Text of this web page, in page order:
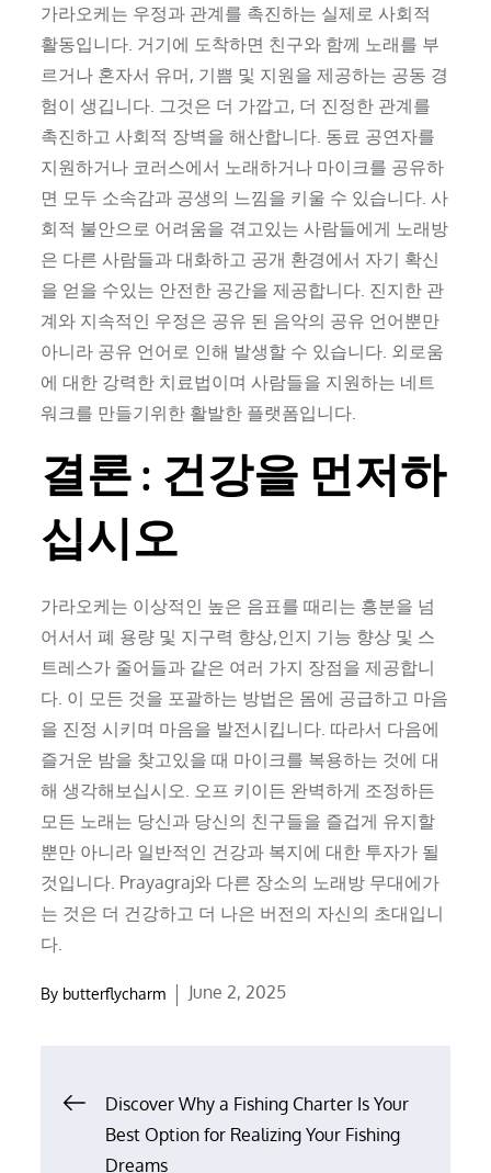
가라오케는 우정과 관계를 촉진하는 실제로 사회적
활동입니다. 거기에 도착하면 친구와 함께 노래를 부
르거나 혼자서 유머, 기쁨 및 지원을 제공하는 공동 경
험이 생깁니다. 그것은 더 가깝고, 더 진정한 관계를
촉진하고 사회적 장벽을 해산합니다. 동료 공연자를
지원하거나 코러스에서 노래하거나 마이크를 공유하
면 모두 소속감과 공생의 느낌을 키울 수 있습니다. 사
회적 불안으로 어려움을 겪고있는 사람들에게 노래방
은 다른 사람들과 대화하고 공개 환경에서 자기 확신
을 얻을 수있는 안전한 공간을 제공합니다. 진지한 관
계와 지속적인 우정은 공유 된 음악의 공유 언어뿐만
아니라 공유 언어로 인해 발생할 수 있습니다. 외로움
에 대한 강력한 치료법이며 사람들을 지원하는 네트
워크를 만들기위한 활발한 플랫폼입니다.
결론 : 건강을 먼저하
십시오
가라오케는 이상적인 높은 음표를 때리는 흥분을 넘
어서서 폐 용량 및 지구력 향상,인지 기능 향상 및 스
트레스가 줄어들과 같은 여러 가지 장점을 제공합니
다. 이 모든 것을 포괄하는 방법은 몸에 공급하고 마음
을 진정 시키며 마음을 발전시킵니다. 따라서 다음에
즐거운 밤을 찾고있을 때 마이크를 복용하는 것에 대
해 생각해보십시오. 오프 키이든 완벽하게 조정하든
모든 노래는 당신과 당신의 친구들을 즐겁게 유지할
뿐만 아니라 일반적인 건강과 복지에 대한 투자가 될
것입니다. Prayagraj와 다른 장소의 노래방 무대에가
는 것은 더 건강하고 더 나은 버전의 자신의 초대입니
다.
By butterflycharm
Posted
June 2, 2025
PostDiscover Why a Fishing Charter Is Your
Best Option for Realizing Your Fishing
Dreams